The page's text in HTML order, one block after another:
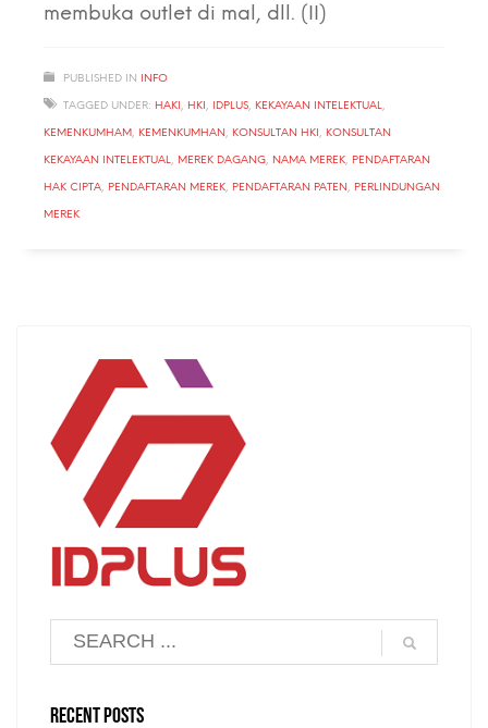
membuka outlet di mal, dll. (II)
PUBLISHED IN INFO
TAGGED UNDER: HAKI, HKI, IDPLUS, KEKAYAAN INTELEKTUAL,
KEMENKUMHAM, KEMENKUMHAN, KONSULTAN HKI, KONSULTAN
KEKAYAAN INTELEKTUAL, MEREK DAGANG, NAMA MEREK, PENDAFTARAN
HAK CIPTA, PENDAFTARAN MEREK, PENDAFTARAN PATEN, PERLINDUNGAN
MEREK
RECENT POSTS